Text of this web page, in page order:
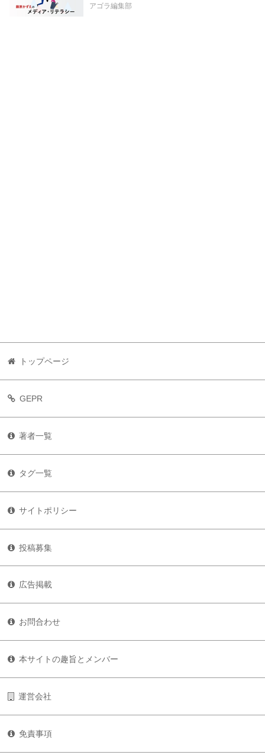
アゴラ編集部
トップページ
GEPR
著者一覧
タグ一覧
サイトポリシー
投稿募集
広告掲載
お問合わせ
本サイトの趣旨とメンバー
運営会社
免責事項